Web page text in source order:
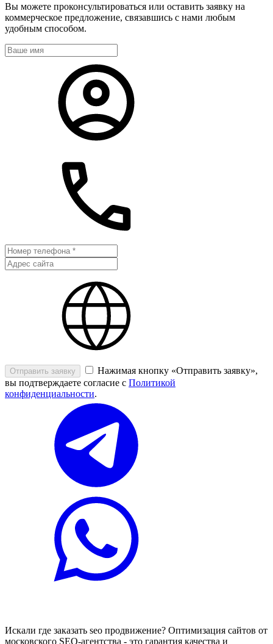
Вы можете проконсультироваться или оставить заявку на
коммерческое предложение, связавшись с нами любым
удобным способом.
Отправить заявку
Нажимая кнопку «Отправить заявку»,
вы подтверждаете согласие с Политикой
конфиденциальности.
Искали где заказать seo продвижение? Оптимизация сайтов от
московского SEO-агентства - это гарантия качества и